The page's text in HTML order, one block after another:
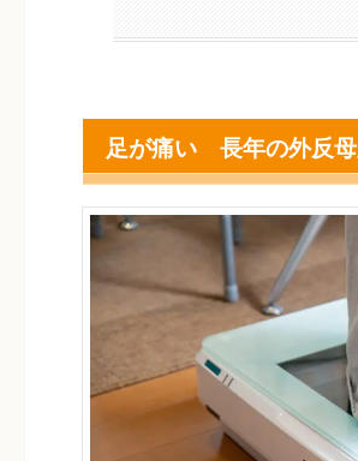
足が痛い 長年の外反